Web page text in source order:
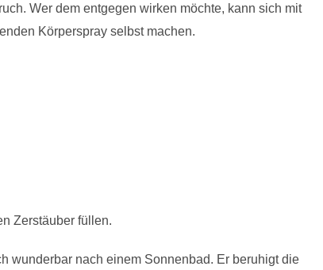
Wer dem entgegen wirken möchte, kann sich mit
Körperspray selbst machen.
Zerstäuber füllen.
wunderbar nach einem Sonnenbad. Er beruhigt die